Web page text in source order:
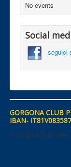
No events
Social
seguici
GORGONA CLUB
IBAN-
© Gorgona Club